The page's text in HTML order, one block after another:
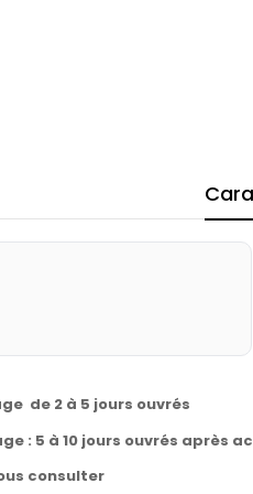
de 2 à 5 jours ouvrés
: 5 à 10 jours ouvrés après
consulter